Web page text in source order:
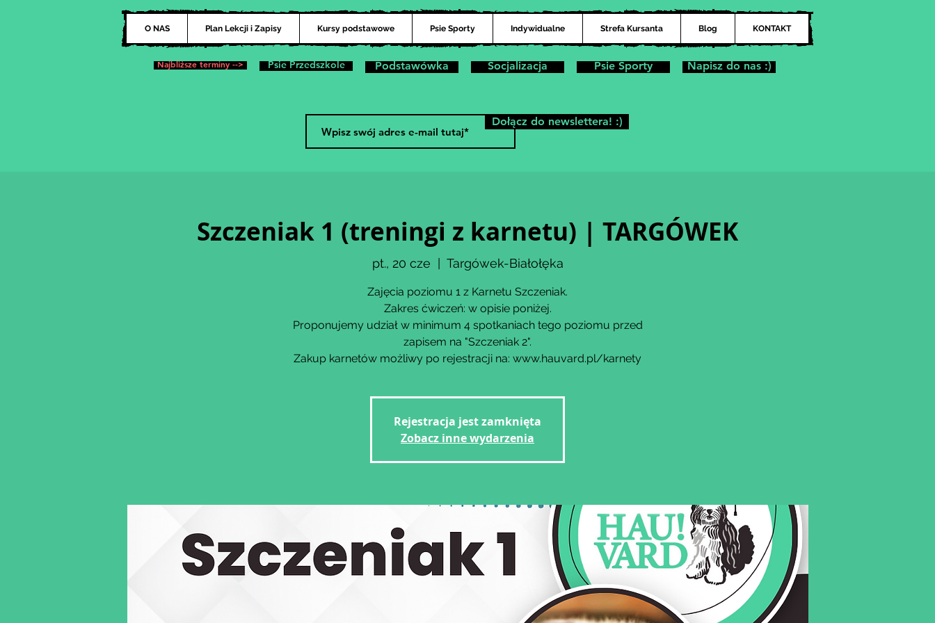
O NAS Plan Lekcji i Zapisy Kursy podstawowe Psie Sporty Indywidualne Strefa Kursanta Blog KONTAKT
Najbliższe terminy --> Psie Przedszkole Podstawówka Socjalizacja Psie Sporty Napisz do nas :)
Szczeniak 1 (treningi z karnetu) | TARGÓWEK
pt., 20 cze Targówek-Białołęka
Zajęcia poziomu 1 z Karnetu Szczeniak.
Zakres ćwiczeń: w opisie poniżej.
Proponujemy udział w minimum 4 spotkaniach tego poziomu przed
zapisem na "Szczeniak 2".
Zakup karnetów możliwy po rejestracji na: www.hauvard.pl/karnety
Rejestracja jest zamknięta
Zobacz inne wydarzenia
Dołącz do newslettera! :)